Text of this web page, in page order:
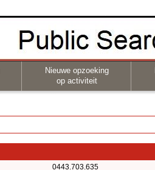
Nieuwe opzoeking
op activiteit
0443.703.635